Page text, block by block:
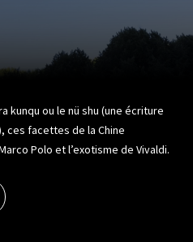
kunqu ou le nü shu (une écriture
ces facettes de la Chine
Polo et l’exotisme de Vivaldi.